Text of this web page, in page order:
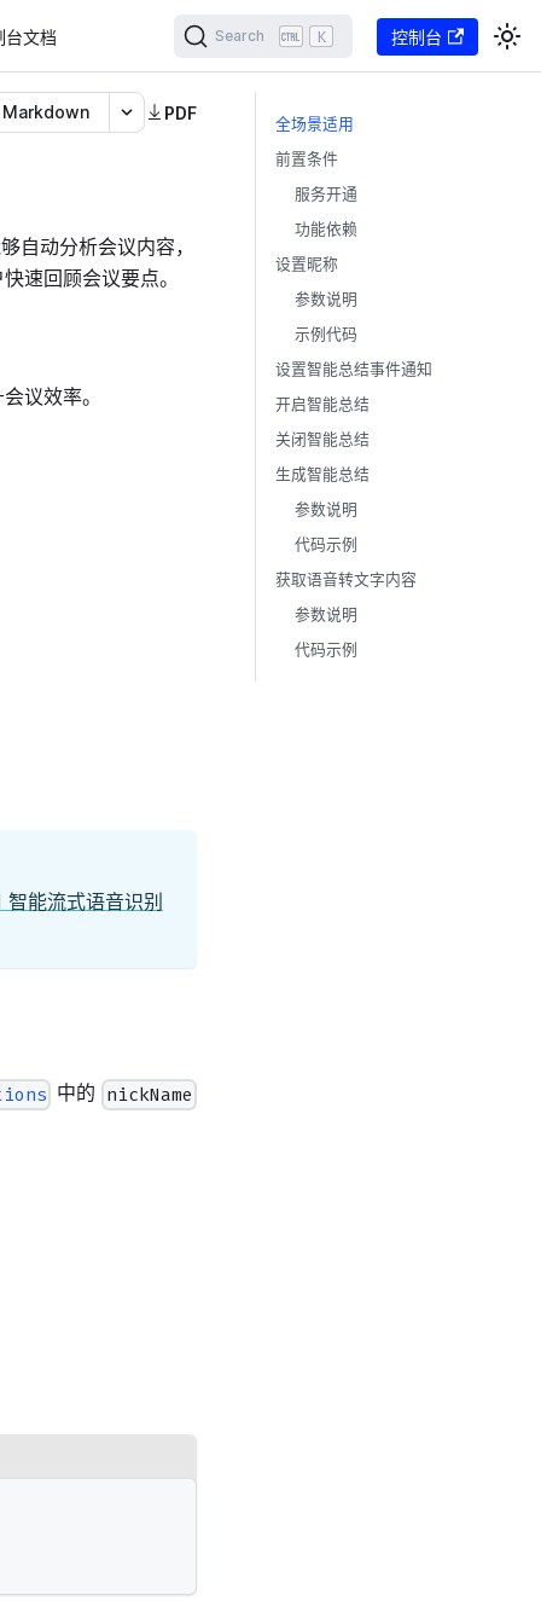
台文档 Search K 控制台
Markdown PDF
自动分析会议内容，
速回顾会议要点。
议效率。
智能流式语音识别
中的 nickName
全场景适用
前置条件
服务开通
功能依赖
设置昵称
参数说明
示例代码
设置智能总结事件通知
开启智能总结
关闭智能总结
生成智能总结
参数说明
代码示例
获取语音转文字内容
参数说明
代码示例